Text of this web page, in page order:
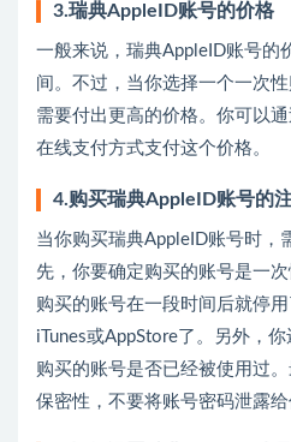
3.瑞典AppleID账号的价格
一般来说，瑞典AppleID账号的
间。不过，当你选择一个一次
需要付出更高的价格。你可以
在线支付方式支付这个价格。
4.购买瑞典AppleID账号的
当你购买瑞典AppleID账号时，
先，你要确定购买的账号是一
购买的账号在一段时间后就停
iTunes或AppStore了。另外，
购买的账号是否已经被使用过
保密性，不要将账号密码泄露给